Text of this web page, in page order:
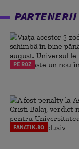
PE ROZ
FANATIK.RO